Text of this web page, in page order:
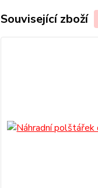
Související zboží